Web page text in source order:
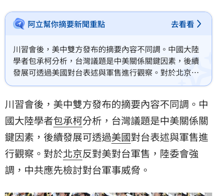
阿立幫你摘要新聞重點 去看看
川習會後，美中雙方發布的摘要內容不同調。中國大陸
學者包承柯分析，台灣議題是中美關係關鍵因素，後續
發展可透過美國對台表述與軍售進行觀察。對於北京反
對美對台軍售，陸委會強調，中共應先檢討對台軍事威
川習會後，美中雙方發布的摘要內容不同調。中
國大陸學者包承柯分析，台灣議題是中美關係關
鍵因素，後續發展可透過美國對台表述與軍售進
行觀察。對於北京反對美對台軍售，陸委會強
調，中共應先檢討對台軍事威脅。